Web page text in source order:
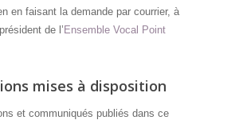
en faisant la demande par courrier, à
de l’ Ensemble Vocal Point
mises à disposition
et communiqués publiés dans ce